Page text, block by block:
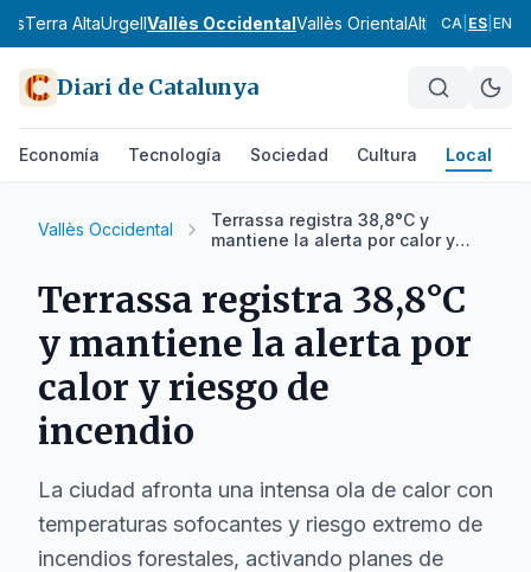
Terra AltaUrgellVallès OccidentalVallès OrientalAlt CampAlt
CA ES EN
Diari de Catalunya
Economía Tecnología Sociedad Cultura Local
Vallès Occidental
Terrassa registra 38,8°C y
mantiene la alerta por calor y
Terrassa registra 38,8°C
y mantiene la alerta por
calor y riesgo de
incendio
La ciudad afronta una intensa ola de calor con
temperaturas sofocantes y riesgo extremo de
incendios forestales, activando planes de